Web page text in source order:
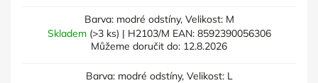
Barva: modré odstíny, Velikost: M
Skladem (>3 ks) | H2103/M EAN: 8592390056306
Můžeme doručit do: 12.8.2026
Barva: modré odstíny, Velikost: L